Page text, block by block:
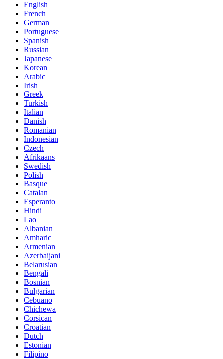
English
French
German
Portuguese
Spanish
Russian
Japanese
Korean
Arabic
Irish
Greek
Turkish
Italian
Danish
Romanian
Indonesian
Czech
Afrikaans
Swedish
Polish
Basque
Catalan
Esperanto
Hindi
Lao
Albanian
Amharic
Armenian
Azerbaijani
Belarusian
Bengali
Bosnian
Bulgarian
Cebuano
Chichewa
Corsican
Croatian
Dutch
Estonian
Filipino